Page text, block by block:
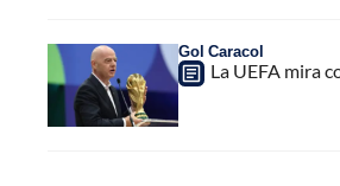
Gol Caracol
La UEFA mira